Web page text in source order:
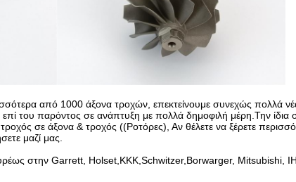
από 1000 άξονα τροχών, επεκτείνουμε συνεχώς πολλά
του παρόντος σε ανάπτυξη με πολλά δημοφιλή μέρη.Την ίδια
σε άξονα & τροχός ((Ροτόρες), Αν θέλετε να ξέρετε
μαζί μας.
στην Garrett, Holset,KKK,Schwitzer,Borwarger, Mitsubishi,